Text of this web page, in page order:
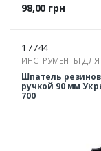
Цена
98,00 грн
17744
ИНСТРУМЕНТЫ
ПЛИТКИ
Шпатель
ручкой 90 мм
700